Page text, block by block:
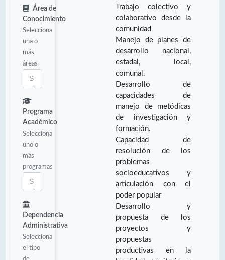
Área de
Conocimiento
Selecciona
una o
más
áreas
Programa
Académico
Selecciona
uno o
más
programas
Dependencia
Administrativa
Selecciona
el tipo
Trabajo colectivo y
colaborativo desde la
comunidad
Manejo de planes de
desarrollo nacional,
estadal, local,
comunal.
Desarrollo de
capacidades de
manejo de metódicas
de investigación y
formación.
Capacidad de
resolución de los
problemas
socioeducativos y
articulación con el
poder popular
Desarrollo y
propuesta de los
proyectos y
propuestas
productivas en la